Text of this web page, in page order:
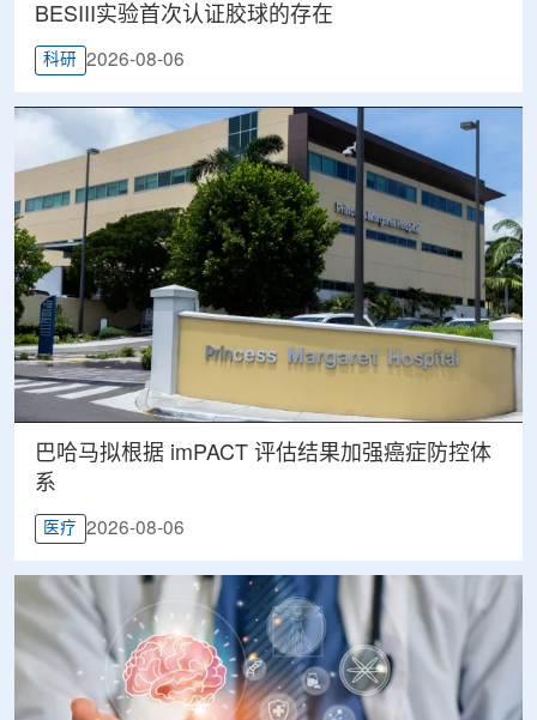
BESIII实验首次认证胶球的存在
科研 2026-08-06
巴哈马拟根据 imPACT 评估结果加强癌症防控体
系
医疗 2026-08-06